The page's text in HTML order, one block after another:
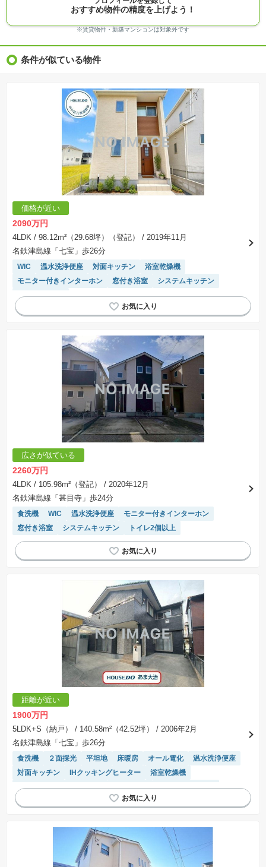
※完成予想図はいずれも外構、植栽、外観等実際のものとは多少異なることがあります。
※モデルルーム・モデルハウス・展示場・ショールームの画像の場合、今回販売の物件と異な
※ＣＧ合成の画像の場合、実際とは多少異なる場合があります。
※物件特徴：販売戸数が複数の物件は、全ての住戸に該当しない項目もあります。
※価格更新：物件価格が変更された日から１週間表示されます。
※建築条件土地の情報内に掲載されている、建物プラン例は、土地購入者の設計プランの参考
の一例であって、プランの採用可否は任意です。
※土地（建築条件なし）で「建物プラン例」が表記してある時、そのプラン例は特定の建築請
負会社によるもので、当該建築請負会社以外で建てた場合、同様のものが同価格で建てられる
とは限りません。また建築請負会社を特定するものではありません。
※建築条件付き土地とは、その土地に建築する建物の建築請負契約が、一定期間内に成立する
ことを条件として売買される土地のことをいいます。建築請負契約成立に向けて設計プランを
協議するため、土地購入者が自己の希望する建物の設計協議をするために必要な相当の期間の
交渉期間が設定され、その期間内で希望を満たすプランが実現できたかどうかにより結論を出
します。なお、この期間は概ね3ヶ月程度とされています。納得のいくプランが出来ず、建築請
負契約が成立しない場合、土地売買契約は白紙に戻り、土地契約にかかった代金（土地代金、
手付金など）は名目のいかんに関わらず、全て返却されます。
※課税対象物件の「価格」や「費用等」は消費税込みの「総額表示」で統一しています。
※「本体価格」とは、課税対象物件においては「消費税を除いた建物価格」と「土地価格」の
合計額を指します。
表示されておりません。
※取引にかかる費用：物件の契約手続き、決済、引き渡し時にかかる費用を表示しています。
不動産会社によって表記有無が異なるため、ご自身で十分な確認をしていただくようにお願い
いたします。
場合があります。
おすすめ物件の精度を上げよう！
※賃貸物件・新築マンションは対象外です
条件が似ている物件
価格が近い
2090万円
4LDK / 98.12m²（29.68坪）（登記）
/ 2019年11月
名鉄津島線「七宝」歩26分
WIC 温水洗浄便座 対面キッチン
浴室乾燥機
モニター付きインターホン
窓付き浴室
システムキッチン
トイレ2個以上
広さが似ている
2260万円
4LDK / 105.98m²（登記）
/ 2020年12月
名鉄津島線「甚目寺」歩24分
食洗機 WIC 温水洗浄便座
モニター付きインターホン
窓付き浴室
システムキッチン トイレ2個以上
距離が近い
1900万円
5LDK+S（納戸） / 140.58m²（42.52坪）
/ 2006年2月
名鉄津島線「七宝」歩26分
食洗機 ２面採光 平坦地 床暖房 オール電化
温水洗浄便座
対面キッチン
IHクッキングヒーター
浴室乾燥機
モニター付きインターホン
窓付き浴室
システムキッチン
トイレ2個以上